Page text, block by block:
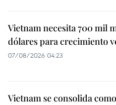
Vietnam necesita 700 mil
dólares para crecimiento
07/08/2026 04:23
Vietnam se consolida